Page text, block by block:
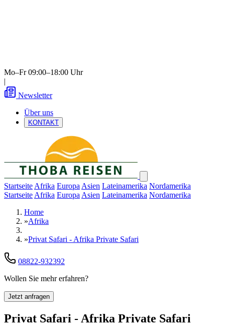
Mo–Fr 09:00–18:00 Uhr
|
Newsletter
Über uns
KONTAKT
Startseite Afrika Europa Asien Lateinamerika Nordamerika
Startseite Afrika Europa Asien Lateinamerika Nordamerika
Home
»Afrika
»Privat Safari - Afrika Private Safari
08822-932392
Wollen Sie mehr erfahren?
Jetzt anfragen
Privat Safari - Afrika Private Safari